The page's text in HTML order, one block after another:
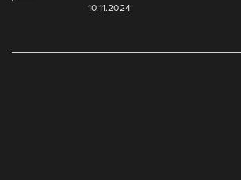
10.11.2024